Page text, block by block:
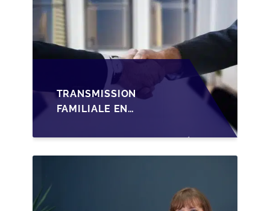
TRANSMISSION
FAMILIALE EN
STRUCTURER LA
CESSION DES PARTS